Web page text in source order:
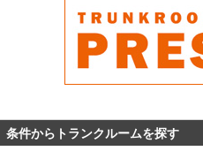
条件からトランクルームを探す